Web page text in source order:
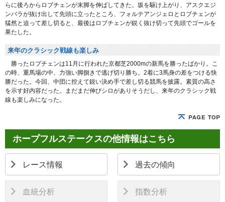
らに後ろからロブチェンが末脚を伸ばしてきた。坂を駆け上がり、アスクエジ
ンバラが抜け出して先頭に立ったところ、フォルテアンジェロとロブチェンが
猛然と迫って差し切ると、最後はロブチェンが鋭く抜け切って先頭でゴールを
果たした。
来年のクラシック戦線も楽しみ
勝ったロブチェンは11月に行われた京都芝2000mの新馬を勝ったばかり。こ
の時、重馬場の中、力強い脚捌きで逃げ切り勝ち。2着に3馬身の差をつける快
勝だった。今回、中団に控えて鋭い決め手で差し切る競馬を披露。素質の高さ
を示す好内容だった。まだまだ伸びシロがありそうだし、来年のクラシック戦
線も楽しみになった。
ホープフルステークスの他情報はこちら
レース情報 過去の傾向
血統分析 指数分析